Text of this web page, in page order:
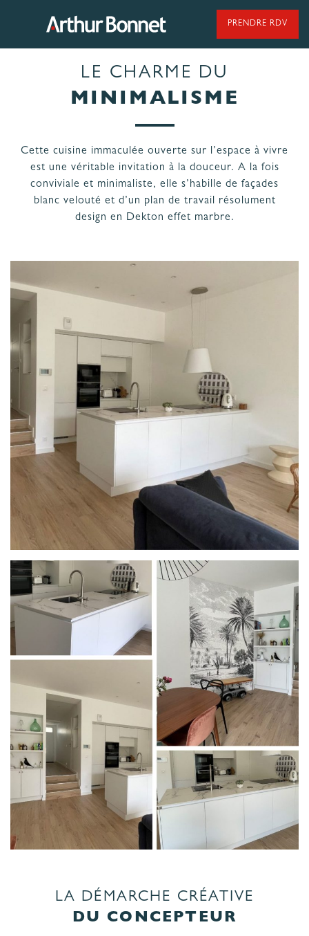
NOS MODÈLES DE CUISINES
MATÉRIAUX ET COLORIS DE CUISINE
NOS CUISINES FABRIQUÉES EN VENDÉE
LES ÉTAPES
PROJET
NOS
PRENDRE RDV
LE CHARME DU
MINIMALISME
Cette cuisine immaculée ouverte sur l’espace à vivre
est une véritable invitation à la douceur. A la fois
conviviale et minimaliste, elle s’habille de façades
blanc velouté et d’un plan de travail résolument
design en Dekton effet marbre.
LA DÉMARCHE CRÉATIVE
DU CONCEPTEUR